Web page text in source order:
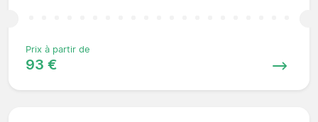
Prix à partir de
93 €